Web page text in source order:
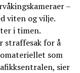
–
viten og vilje.
i timen.
straffesak for å
som
sier